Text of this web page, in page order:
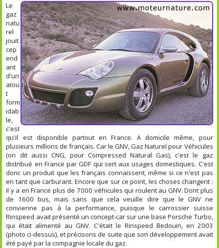
Le
gaz
natu
rel
jouit
cep
end
ant
d'un
atou
t
form
idab
le,
c'est
qu'il est disponible partout en France. A domicile même, pour
plusieurs millions de français. Car le GNV, Gaz Naturel pour Véhicules
(on dit aussi CNG, pour Compressed Natural Gas), c'est le gaz
distribué en France par GDF qui sert aux usages domestiques. C'est
donc un produit que les français connaissent, même si ce n'est pas
en tant que carburant. Encore que sur ce point, les choses changent :
il y a en France plus de 7000 véhicules qui roulent au GNV. Dont plus
de 1600 bus, mais sans que cela veuille dire que le GNV ne
convienne pas à la performance, puisque le carrossier suisse
Rinspeed avait présenté un concept-car sur une base Porsche Turbo,
qui était alimenté au GNV. C'était le Rinspeed Bedouin, en 2003
(photo ci-dessus), et précisons de suite que son développement avait
été payé par la compagnie locale du gaz.